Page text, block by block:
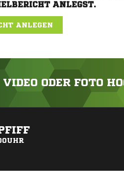
ANLEGST.
ANLEGEN
ODER FOTO